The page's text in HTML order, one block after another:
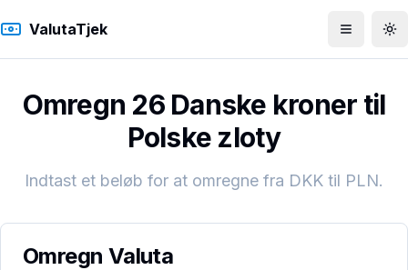
ValutaTjek Åbn menu
Omregn 26 Danske kroner til
Polske zloty
Indtast et beløb for at omregne fra DKK til PLN.
Omregn Valuta